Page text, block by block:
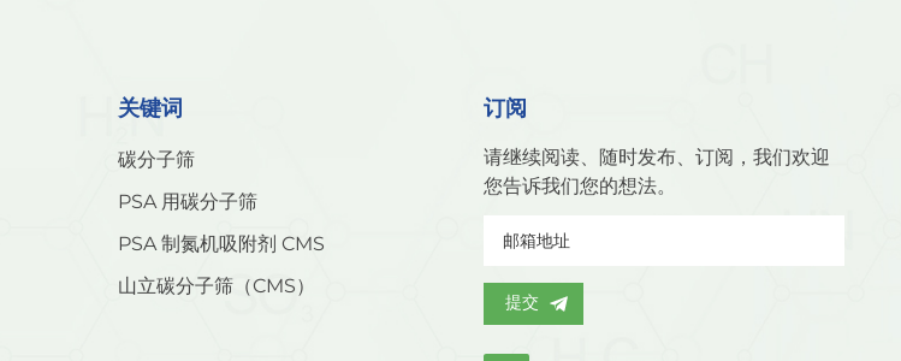
关键词
碳分子筛
PSA 用碳分子筛
PSA 制氮机吸附剂 CMS
山立碳分子筛（CMS）
订阅
请继续阅读、随时发布、订阅，我们欢迎
您告诉我们您的想法。
提交